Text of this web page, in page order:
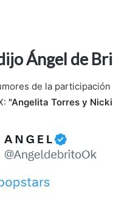
Ángel de
de la participación
"Angelita Torres y